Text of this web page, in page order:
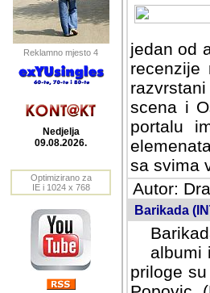
Reklamno mjesto 4
Nedjelja
09.08.2026.
Optimizirano za
IE i 1024 x 768
jedan od
recenzije
scena i
portalu
sa svima
Autor:
Barikada
albumi
priloge